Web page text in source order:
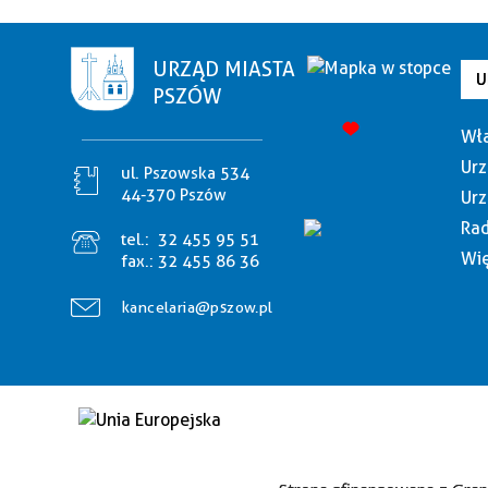
URZĄD MIASTA
PSZÓW
ul. Pszowska 534
44-370 Pszów
tel.: 32 455 95 51
fax.: 32 455 86 36
kancelaria@pszow.pl